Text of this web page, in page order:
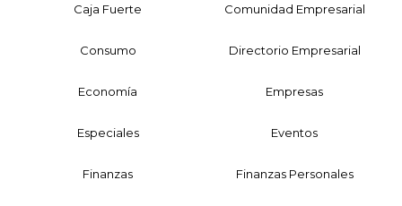
Caja Fuerte Comunidad Empresarial
Consumo Directorio Empresarial
Economía Empresas
Especiales Eventos
Finanzas Finanzas Personales